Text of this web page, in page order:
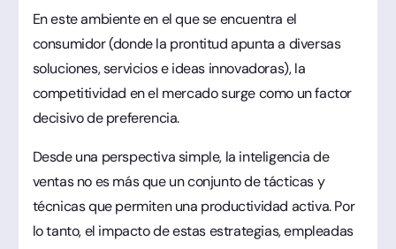
En este ambiente en el que se encuentra el
consumidor (donde la prontitud apunta a diversas
soluciones, servicios e ideas innovadoras), la
competitividad en el mercado surge como un factor
decisivo de preferencia.
Desde una perspectiva simple, la inteligencia de
ventas no es más que un conjunto de tácticas y
técnicas que permiten una productividad activa. Por
lo tanto, el impacto de estas estrategias, empleadas